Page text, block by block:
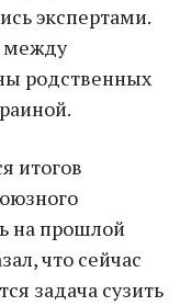
экспертами.
между
родственных
итогов
на прошлой
что сейчас
задача сузить